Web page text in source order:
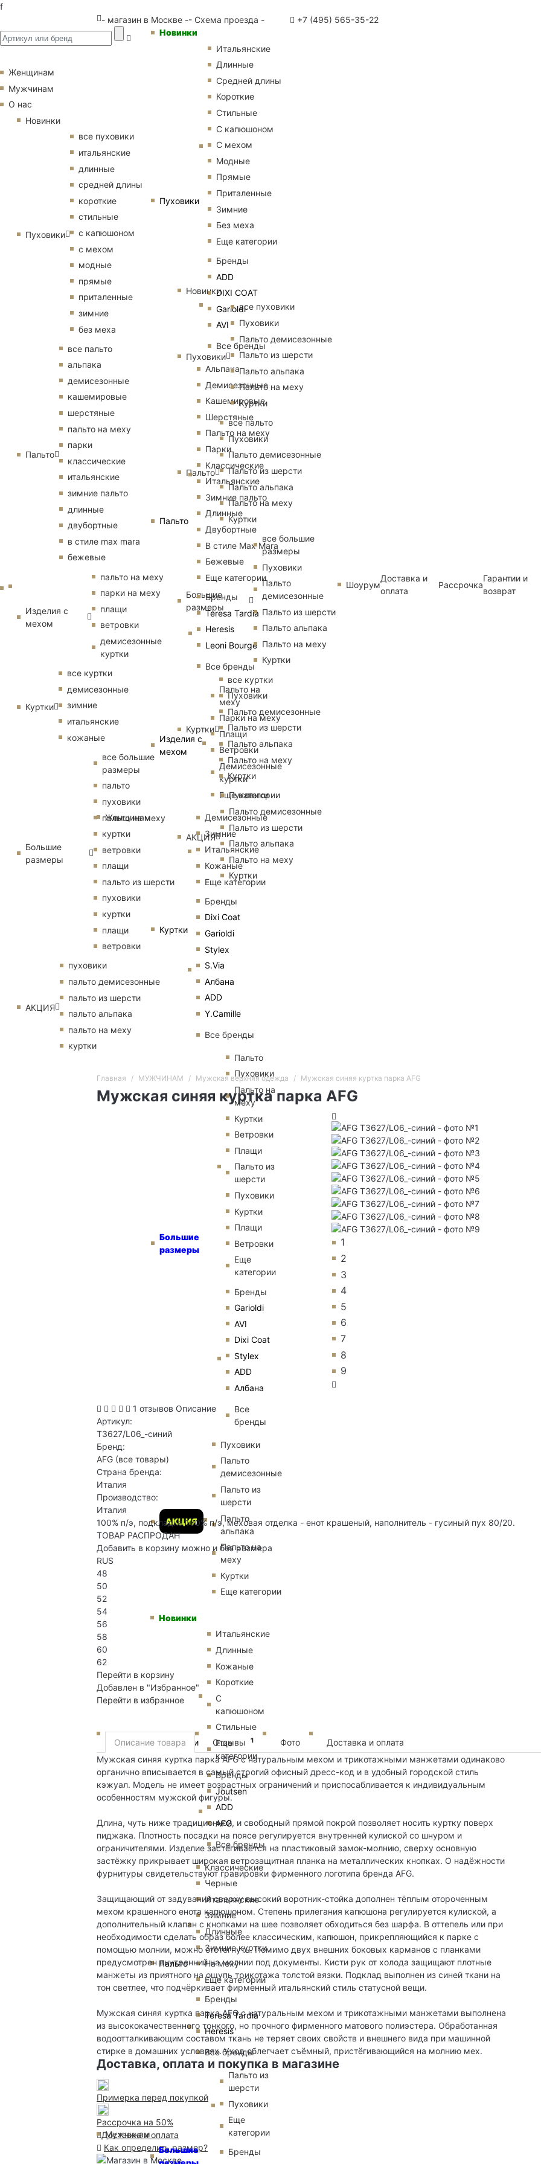
f
- магазин в Москве -- Схема проезда - +7 (495) 565-35-22
Женщинам
Новинки
Пуховики
Итальянские
Длинные
Средней длины
Короткие
Стильные
С капюшоном
С мехом
Модные
Прямые
Приталенные
Зимние
Без меха
Еще категории
Бренды
ADD
DIXI COAT
Garioldi
AVI
Все бренды
Пальто
Альпака
Демисезонные
Кашемировые
Шерстяные
Пальто на меху
Парки
Классические
Итальянские
Зимние пальто
Длинные
Двубортные
В стиле Max Mara
Бежевые
Еще категории
Бренды
Teresa Tardia
Heresis
Leoni Bourge
Все бренды
Изделия с
мехом
Пальто на
меху
Парки на меху
Плащи
Ветровки
Демисезонные
куртки
Еще категории
Куртки
Демисезонные
Зимние
Итальянские
Кожаные
Еще категории
Бренды
Dixi Coat
Garioldi
Stylex
S.Via
Албана
ADD
Y.Camille
Все бренды
Большие
размеры
Пальто
Пуховики
Пальто на
меху
Куртки
Ветровки
Плащи
Пальто из
шерсти
Пуховики
Куртки
Плащи
Ветровки
Еще
категории
Бренды
Garioldi
AVI
Dixi Coat
Stylex
ADD
Албана
Все
бренды
АКЦИЯ
Пуховики
Пальто
демисезонные
Пальто из
шерсти
Пальто
альпака
Пальто на
меху
Куртки
Еще категории
Мужчинам
Новинки
Пуховики
Итальянские
Длинные
Кожаные
Короткие
С
капюшоном
Стильные
Еще
категории
Бренды
Joutsen
ADD
AFG
Все бренды
Пальто
Классические
Черные
Итальянские
Зимние
Длинные
Зимние куртки
На меху
Еще категории
Бренды
Teresa Tardia
Heresis
Все бренды
Большие
Пальто из
шерсти
Пуховики
Еще
категории
Бренды
Женщинам
Мужчинам
О нас
Новинки
Пуховики
все пуховики
итальянские
длинные
средней длины
короткие
стильные
с капюшоном
с мехом
модные
прямые
приталенные
зимние
без меха
Пальто
все пальто
альпака
демисезонные
кашемировые
шерстяные
пальто на меху
парки
классические
итальянские
зимние пальто
длинные
двубортные
в стиле max mara
бежевые
Изделия с
мехом
пальто на меху
парки на меху
плащи
ветровки
демисезонные
куртки
Куртки
все куртки
демисезонные
зимние
итальянские
кожаные
Большие
размеры
все большие
размеры
пальто
пуховики
пальто на меху
куртки
ветровки
плащи
пальто из шерсти
пуховики
куртки
плащи
ветровки
АКЦИЯ
пуховики
пальто демисезонные
пальто из шерсти
пальто альпака
пальто на меху
куртки
Новинки
Пуховики
все пуховики
Пуховики
Пальто демисезонные
Пальто из шерсти
Пальто альпака
Пальто на меху
Куртки
Пальто
все пальто
Пуховики
Пальто демисезонные
Пальто из шерсти
Пальто альпака
Пальто на меху
Куртки
Большие
размеры
все большие
размеры
Пуховики
Пальто
демисезонные
Пальто из шерсти
Пальто альпака
Пальто на меху
Куртки
Куртки
все куртки
Пуховики
Пальто демисезонные
Пальто из шерсти
Пальто альпака
Пальто на меху
Куртки
АКЦИЯ
Пуховики
Пальто демисезонные
Пальто из шерсти
Пальто альпака
Пальто на меху
Куртки
Шоурум
Доставка и
оплата
Рассрочка
Гарантии и
возврат
Главная МУЖЧИНАМ Мужская верхняя одежда Мужская синяя куртка парка AFG
Мужская синяя куртка парка AFG
1
2
3
4
5
6
7
8
9
1 отзывов Описание
Артикул:
T3627/L06_-синий
Бренд:
AFG (все товары)
Страна бренда:
Италия
Производство:
Италия
100% п/э, подкладка 100% п/э, меховая отделка - енот крашеный, наполнитель - гусиный пух 80/20.
ТОВАР РАСПРОДАН
Добавить в корзину можно и без размера
RUS
48
50
52
54
56
58
60
62
Перейти в корзину
Добавлен в "Избранное"
Перейти в избранное
Описание товара Отзывы 1 Фото
Доставка и оплата
Мужская синяя куртка парка AFG с натуральным мехом и трикотажными манжетами одинаково
органично вписывается в самый строгий офисный дресс-код и в удобный городской стиль
кэжуал. Модель не имеет возрастных ограничений и приспосабливается к индивидуальным
особенностям мужской фигуры.
Длина, чуть ниже традиционной, и свободный прямой покрой позволяет носить куртку поверх
пиджака. Плотность посадки на поясе регулируется внутренней кулиской со шнуром и
ограничителями. Изделие застёгивается на пластиковый замок-молнию, сверху основную
застёжку прикрывает широкая ветрозащитная планка на металлических кнопках. О надёжности
фурнитуры свидетельствуют гравировки фирменного логотипа бренда AFG.
Защищающий от задуваний сверху высокий воротник-стойка дополнен тёплым отороченным
мехом крашенного енота капюшоном. Степень прилегания капюшона регулируется кулиской, а
дополнительный клапан с кнопками на шее позволяет обходиться без шарфа. В оттепель или при
необходимости сделать образ более классическим, капюшон, прикрепляющийся к парке с
помощью молнии, можно отстегнуть. Помимо двух внешних боковых карманов с планками
предусмотрен внутренний на молнии под документы. Кисти рук от холода защищают плотные
манжеты из приятного на ощупь трикотажа толстой вязки. Подклад выполнен из синей ткани на
тон светлее, что подчёркивает фирменный итальянский стиль статусной вещи.
Мужская синяя куртка парка AFG с натуральным мехом и трикотажными манжетами выполнена
из высококачественного тонкого, но прочного фирменного матового полиэстера. Обработанная
водоотталкивающим составом ткань не теряет своих свойств и внешнего вида при машинной
стирке в домашних условиях. Уход облегчает съёмный, пристёгивающийся на молнию мех.
Доставка, оплата и покупка в магазине
Примерка перед покупкой
Рассрочка на 50%
Доставка и оплата
Как определить размер?